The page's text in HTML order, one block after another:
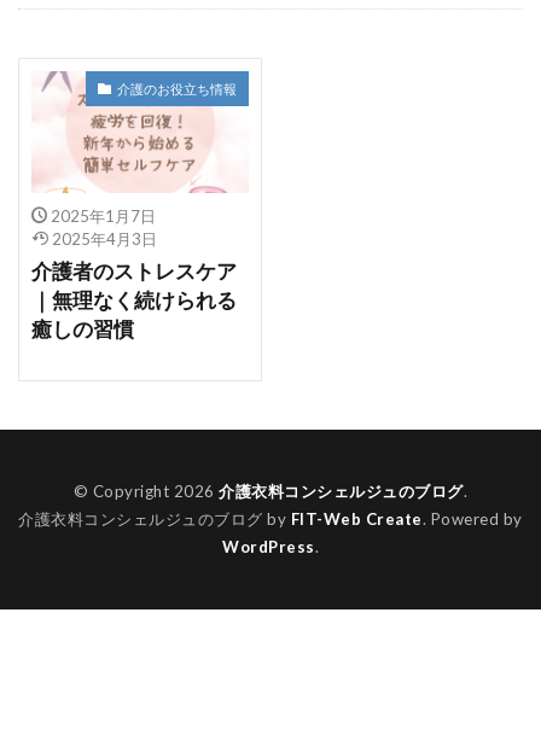
介護のお役立ち情報
2025年1月7日
2025年4月3日
介護者のストレスケア
｜無理なく続けられる
癒しの習慣
© Copyright 2026介護衣料コンシェルジュのブログ.
介護衣料コンシェルジュのブログ by FIT-Web Create. Powered by
WordPress.